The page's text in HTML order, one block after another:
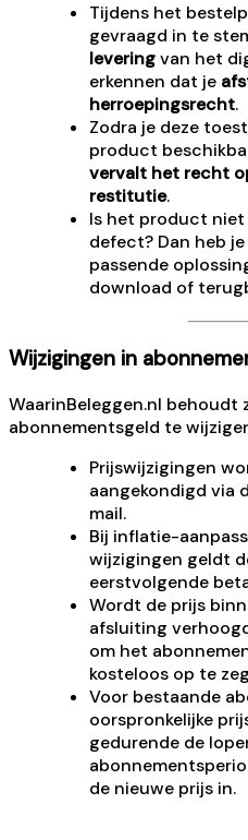
Tijdens het
gevraagd in te
leveringvan het
erkennen dat je
herroepingsrecht.
Zodra je deze
product
vervalt het recht
restitutie.
Is het product
defect? Dan heb
passende
download of
Wijzigingen in
WaarinBeleggen.nl
abonnementsgeld te
Prijswijzigingen
aangekondigd via
mail.
Bij inflatie-
wijzigingen geldt
eerstvolgende
Wordt de prijs
afsluiting
om het
kosteloos op te
Voor bestaande
oorspronkelijke
gedurende de
de nieuwe prijs in.